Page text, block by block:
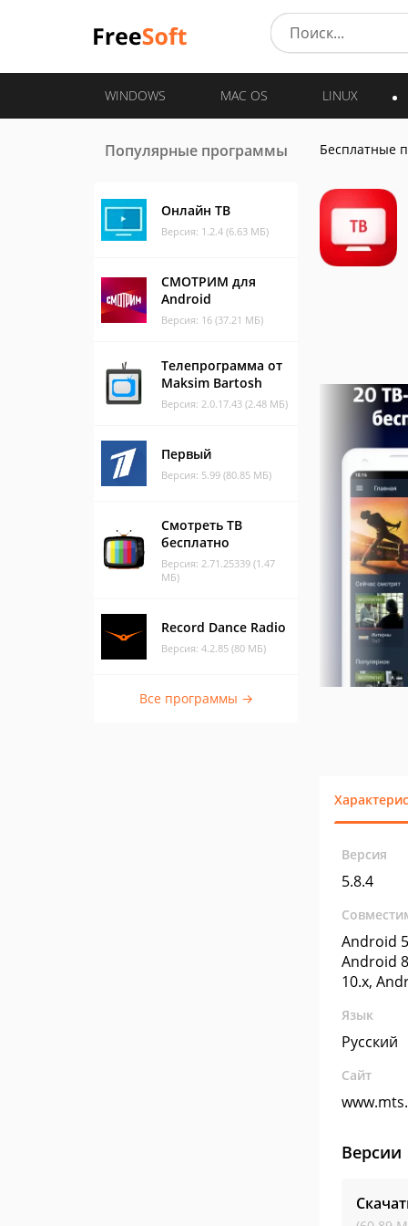
WINDOWS MAC OS LINUX
Популярные программы
Онлайн ТВ
Версия: 1.2.4 (6.63 МБ)
СМОТРИМ для
Android
Версия: 16 (37.21 МБ)
Телепрограмма от
Maksim Bartosh
Версия: 2.0.17.43 (2.48 МБ)
Первый
Версия: 5.99 (80.85 МБ)
Смотреть ТВ
бесплатно
Версия: 2.71.25339 (1.47
МБ)
Record Dance Radio
Версия: 4.2.85 (80 МБ)
Все программы →
Бесплатные
Версия
5.8.4
Android
Android
10.x,
Язык
Русский
Сайт
Версии